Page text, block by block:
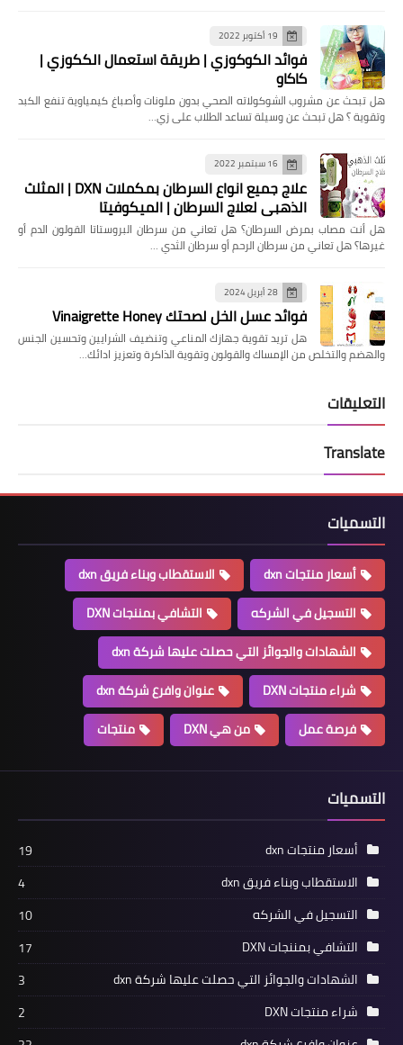
19 أكتوبر 2022
فوائد الكوكوزي | طريقة استعمال الككوزي |
كاكاو
هل تبحث عن مشروب الشوكولاته الصحي بدون ملونات وأصباغ كيمياوية تنفع الكبد
وتقوية ؟ هل تبحث عن وسيلة تساعد الطلاب على زي…
16 سبتمبر 2022
علاج جميع انواع السرطان بمكملات DXN | المثلث
الذهبي لعلاج السرطان | الميكوفيتا
هل ‏أنت مصاب بمرض السرطان؟ هل تعاني من سرطان البروستاتا القولون الدم أو
غيرها؟ ‏هل تعاني من سرطان الرحم أو سرطان الثدي …
28 أبريل 2024
فوائد عسل الخل لصحتك Vinaigrette Honey
هل تريد تقوية جهازك المناعي وتنضيف الشرايين وتحسين الجنس
والهضم والتخلص من الإمساك والقولون وتقوية الذاكرة وتعزيز ادائك…
التعليقات
Translate
التسميات
أسعار منتجات dxn
الاستقطاب وبناء فريق dxn
التسجيل في الشركه
التشافي بمننجات DXN
الشهادات والجوائز التي حصلت عليها شركة dxn
شراء منتجات DXN
عنوان وافرع شركة dxn
فرصة عمل
من هي DXN منتجات
التسميات
أسعار منتجات dxn
19
الاستقطاب وبناء فريق dxn
4
التسجيل في الشركه
10
التشافي بمننجات DXN
17
الشهادات والجوائز التي حصلت عليها شركة dxn
3
شراء منتجات DXN
2